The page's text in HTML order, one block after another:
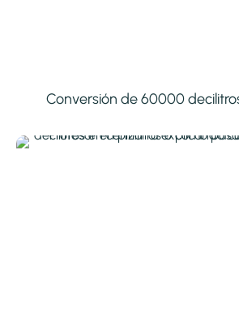
Conversión de 60000